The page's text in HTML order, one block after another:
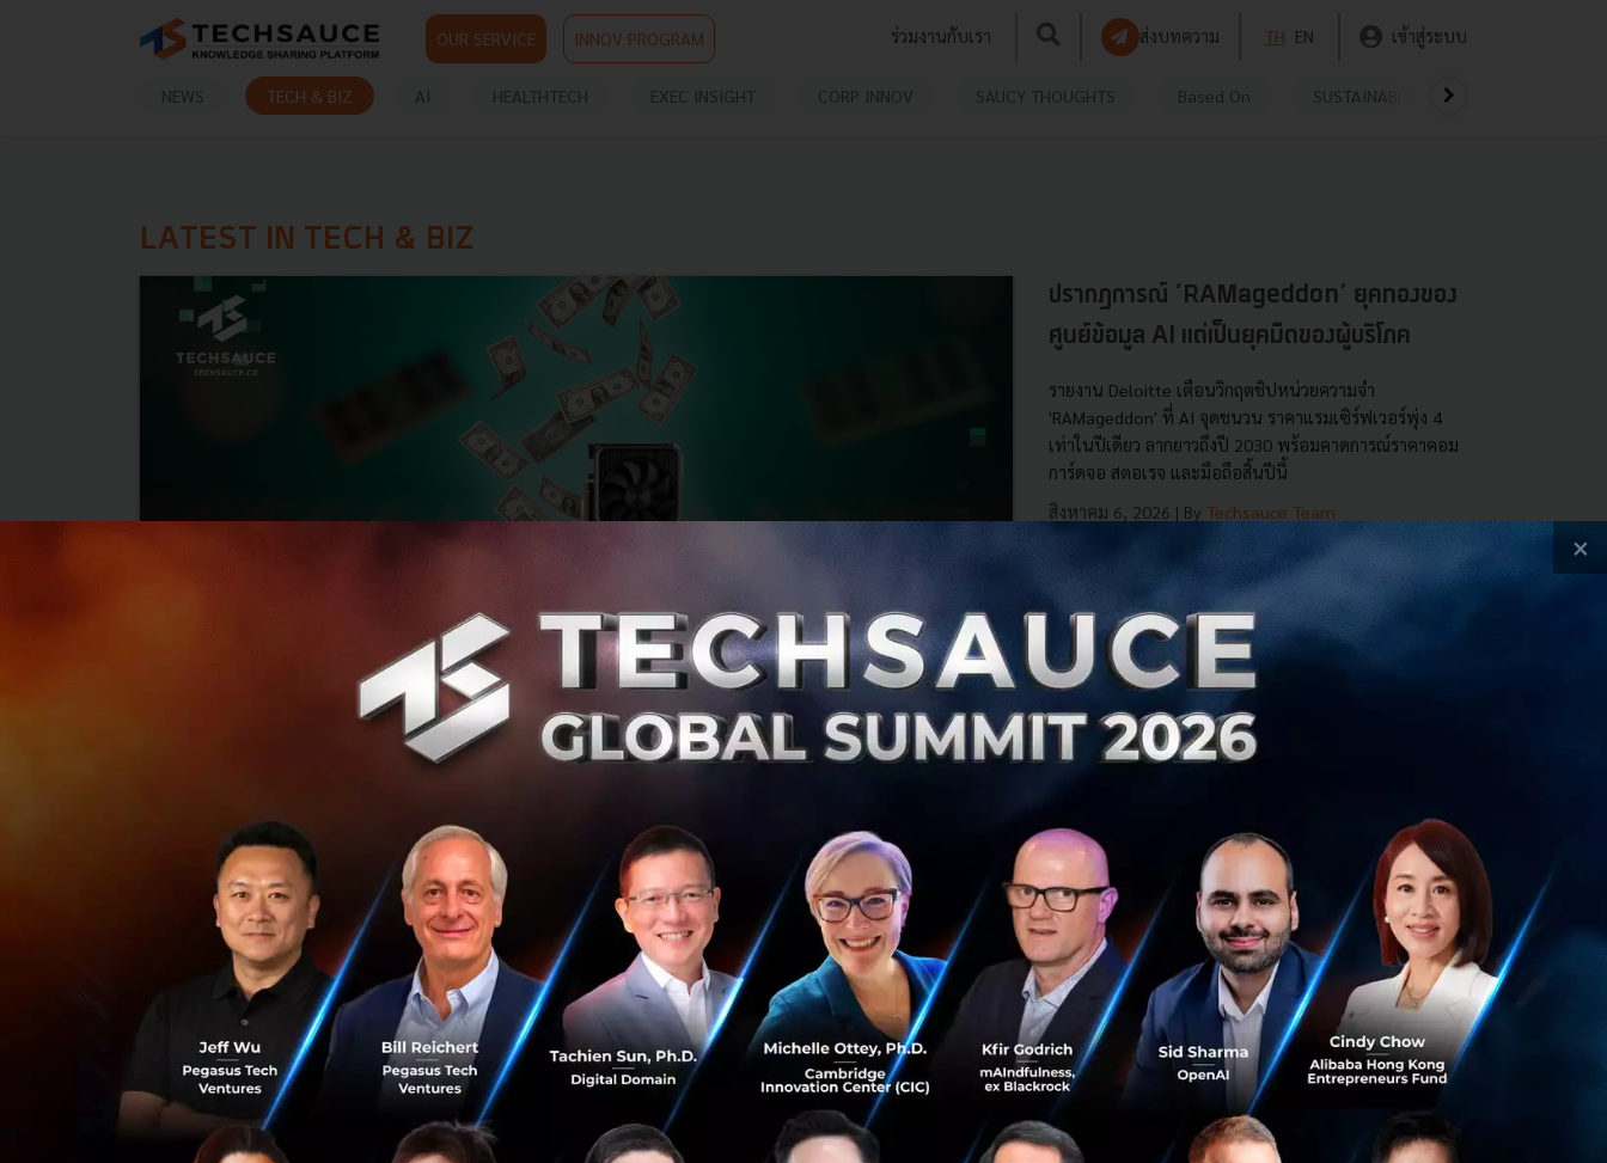
OUR SERVICE INNOV PROGRAM ร่วมงานกับเรา ส่งบทความ TH EN เข้าสู่ระบบ
NEWS TECH & BIZ AI HEALTHTECH EXEC INSIGHT CORP INNOV SAUCY THOUGHTS Based On SUSTAINABLE
LATEST IN TECH & BIZ
ปรากฏการณ์ ‘RAMageddon’ ยุคทองของ
ศูนย์ข้อมูล AI แต่เป็นยุคมืดของผู้บริโภค
รายงาน Deloitte เตือนวิกฤตชิปหน่วยความจำ
'RAMageddon' ที่ AI จุดชนวน ราคาแรมเซิร์ฟเวอร์พุ่ง 4
เท่าในปีเดียว ลากยาวถึงปี 2030 พร้อมคาดการณ์ราคาคอม
การ์ดจอ สตอเรจ และมือถือสิ้นปีนี้
สิงหาคม 6, 2026 | By Techsauce Team
RAM Price RAMageddon TrendForce
3 เหตุผลที่ทำให้สตาร์ทอัปล้มเหลวในการจับลูกค้าใหม่ๆ
ลูกค้ากลุ่มแรกที่ยินดีจ่ายเงินให้กับสตาร์ทอัปคือความท้าทาย
ด่านแรกๆ ที่เจ้าของธุรกิจหน้าใหม่ทุกคนต้องเจอ เพราะมันคือ
ตัวตัดสินอนาคตของโปรดักต์ สตาร์ทอัปหลายๆ รายต้องล้ม
เหลวเพราะไม่ส...
กรกฎาคม 23, 2015| By
Techsauce Team
0
Tips Startup Customer
×